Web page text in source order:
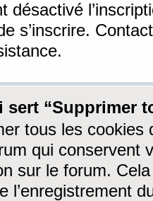
désactivé
s’inscrire.
sert “Supprimer
tous les cookies
qui conservent
sur le forum.
l’enregistrement